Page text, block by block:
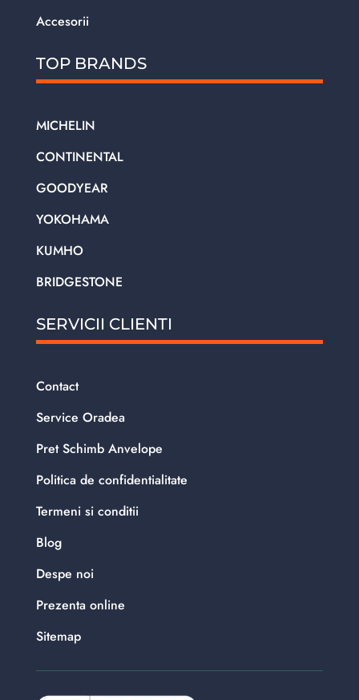
Accesorii
TOP BRANDS
MICHELIN
CONTINENTAL
GOODYEAR
YOKOHAMA
KUMHO
BRIDGESTONE
SERVICII CLIENTI
Contact
Service Oradea
Pret Schimb Anvelope
Politica de confidentialitate
Termeni si conditii
Blog
Despe noi
Prezenta online
Sitemap